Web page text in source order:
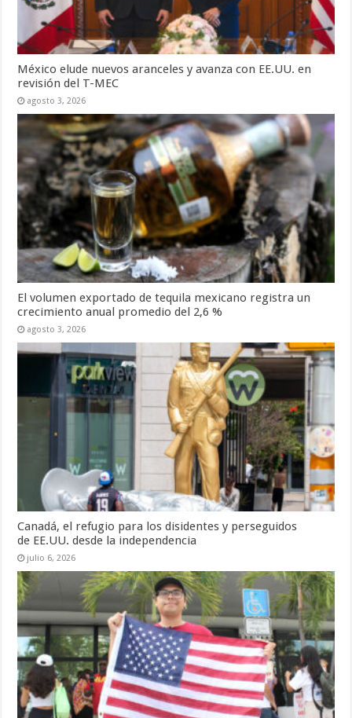
México elude nuevos aranceles y avanza con EE.UU. en
revisión del T-MEC
agosto 3, 2026
El volumen exportado de tequila mexicano registra un
crecimiento anual promedio del 2,6 %
agosto 3, 2026
Canadá, el refugio para los disidentes y perseguidos
de EE.UU. desde la independencia
julio 6, 2026